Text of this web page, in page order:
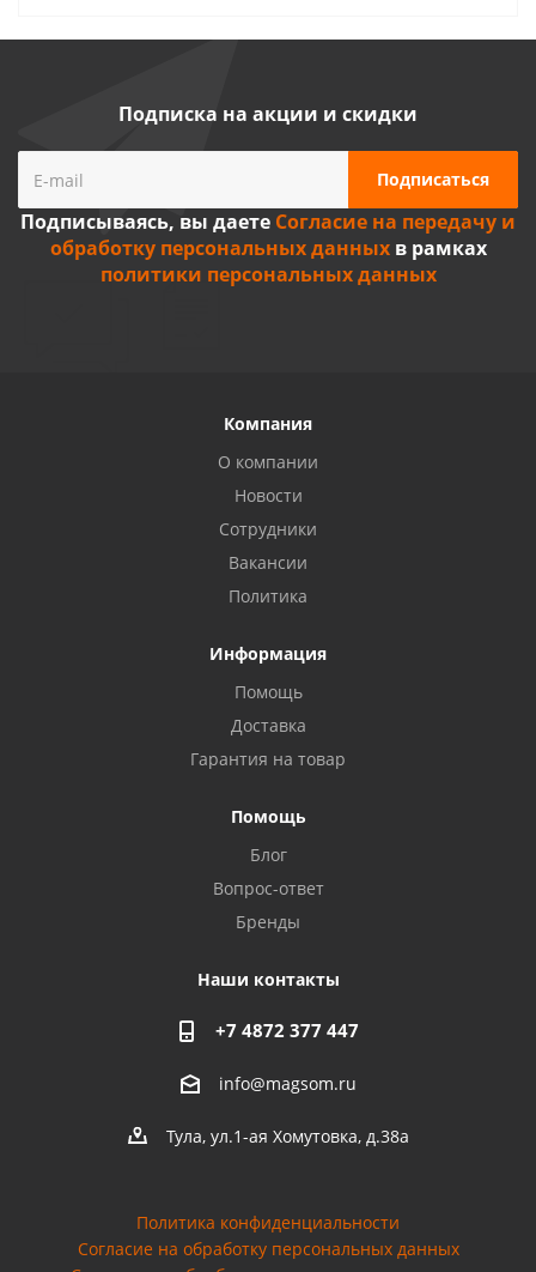
Подписка на акции и скидки
Подписываясь, вы даете Согласие на передачу и
обработку персональных данныхв рамках
политики персональных данных
Компания
О компании
Новости
Сотрудники
Вакансии
Политика
Информация
Помощь
Доставка
Гарантия на товар
Помощь
Блог
Вопрос-ответ
Бренды
Наши контакты
+7 4872 377 447
info@magsom.ru
Тула, ул.1-ая Хомутовка, д.38а
Политика конфиденциальности
Согласие на обработку персональных данных